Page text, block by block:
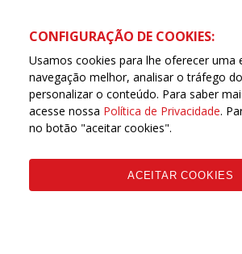
CONFIGURAÇÃO DE COOKIES:
Usamos cookies para lhe oferecer uma
navegação melhor, analisar o tráfego
personalizar o conteúdo. Para saber
acesse nossa Política de Privacidade.
no botão "aceitar cookies".
ACEITAR COOKIES